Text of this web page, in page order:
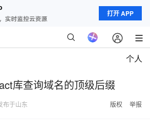
打开 APP
个人
库查询域名的顶级后缀
布于山东 版权 举报